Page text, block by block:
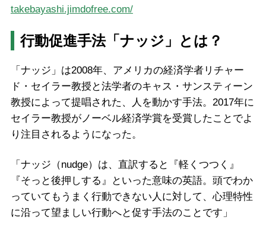
takebayashi.jimdofree.com/
行動促進手法「ナッジ」とは？
「ナッジ」は2008年、アメリカの経済学者リチャー
ド・セイラー教授と法学者のキャス・サンスティーン
教授によって提唱された、人を動かす手法。2017年に
セイラー教授がノーベル経済学賞を受賞したことでよ
り注目されるようになった。
「ナッジ（nudge）は、直訳すると『軽くつつく』
『そっと後押しする』といった意味の英語。頭でわか
っていてもうまく行動できない人に対して、心理特性
に沿って望ましい行動へと促す手法のことです」